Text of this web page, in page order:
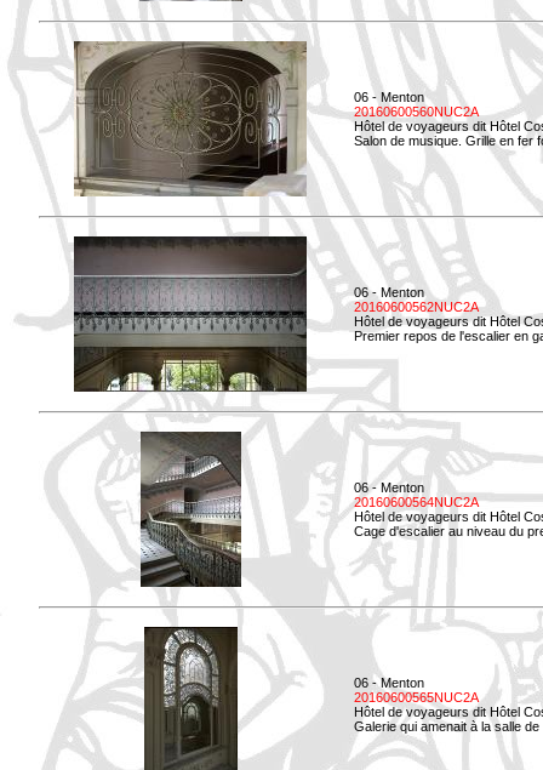
06 - Menton
20160600560NUC2A
Hôtel de voyageurs dit Hôtel
Salon de musique. Grille en fer
06 - Menton
20160600562NUC2A
Hôtel de voyageurs dit Hôtel
Premier repos de l'escalier en
06 - Menton
20160600564NUC2A
Hôtel de voyageurs dit Hôtel
Cage d'escalier au niveau du
06 - Menton
20160600565NUC2A
Hôtel de voyageurs dit Hôtel
Galerie qui amenait à la salle